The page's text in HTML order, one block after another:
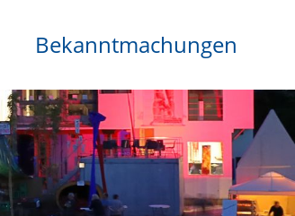
Bekanntmachungen